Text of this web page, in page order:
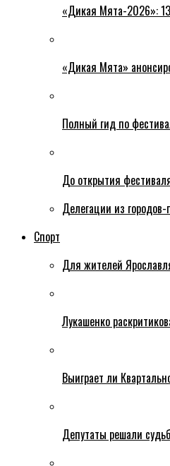
«Дикая Мята-2026»:
«Дикая Мята»
Полный гид по
До открытия
Делегации из
Спорт
Для жителей
Лукашенко
Выиграет ли
Депутаты решали